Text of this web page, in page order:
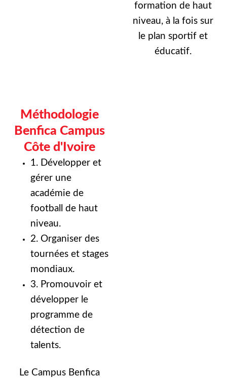
formation de haut
niveau, à la fois sur
le plan sportif et
éducatif.
Méthodologie
Benfica Campus
Côte d'Ivoire
1. Développer et
gérer une
académie de
football de haut
niveau.
2. Organiser des
tournées et stages
mondiaux.
3. Promouvoir et
développer le
programme de
détection de
talents.
Le Campus Benfica